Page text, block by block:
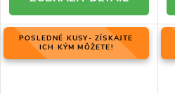
POSLEDNÉ KUSY- ZÍSKAJTE
ICH KÝM MÔŽETE!